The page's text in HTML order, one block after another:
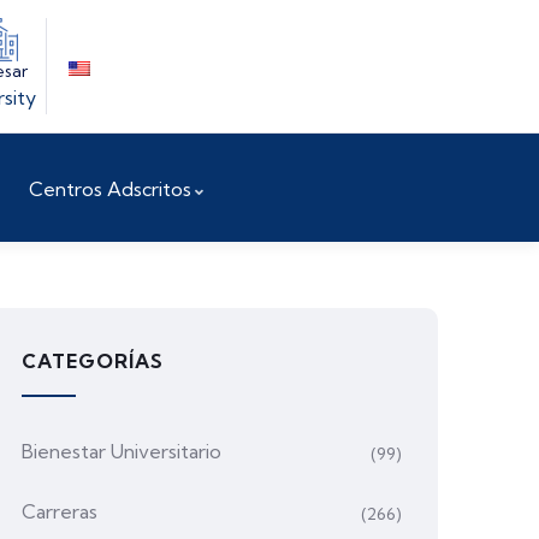
Centros Adscritos
CATEGORÍAS
Bienestar Universitario (99)
Carreras (266)